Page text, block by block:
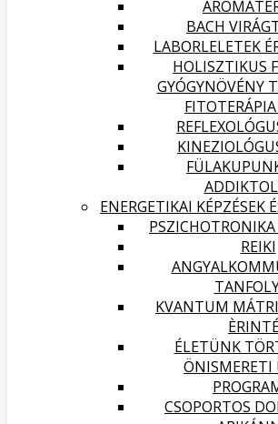
BACH
LABORLELETEK
HOLISZTIKUS
GYÓGYNÖVÉNY
ENERGETIKAI KÉPZÉSEK
REIKI
KVANTUM
ÉLETÜNK
ÖNISMERETI
CSOPORTOS